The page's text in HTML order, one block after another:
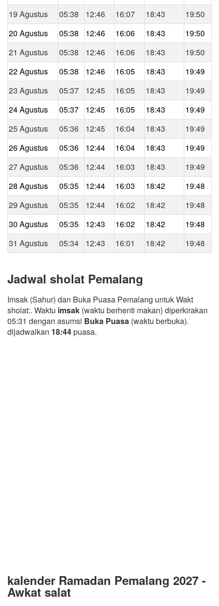
19 Agustus
05:38 12:46 16:07 18:43
19:50
20 Agustus
05:38 12:46 16:06 18:43
19:50
21 Agustus
05:38 12:46 16:06 18:43
19:50
22 Agustus
05:38 12:46 16:05 18:43
19:49
23 Agustus
05:37 12:45 16:05 18:43
19:49
24 Agustus
05:37 12:45 16:05 18:43
19:49
25 Agustus
05:36 12:45 16:04 18:43
19:49
26 Agustus
05:36 12:44 16:04 18:43
19:49
27 Agustus
05:36 12:44 16:03 18:43
19:49
28 Agustus
05:35 12:44 16:03 18:42
19:48
29 Agustus
05:35 12:44 16:02 18:42
19:48
30 Agustus
05:35 12:43 16:02 18:42
19:48
31 Agustus
05:34 12:43 16:01 18:42 19:48
Jadwal sholat Pemalang
Imsak (Sahur) dan Buka Puasa Pemalang untuk Wakt
sholat:. Waktu imsak (waktu berhenti makan) diperkirakan
05:31 dengan asumsi Buka Puasa (waktu berbuka).
dijadwalkan 18:44puasa.
kalender Ramadan Pemalang 2027 -
Awkat salat